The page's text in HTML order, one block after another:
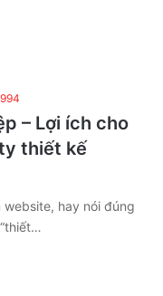
– Lợi ích cho
thiết kế
website, hay nói đúng